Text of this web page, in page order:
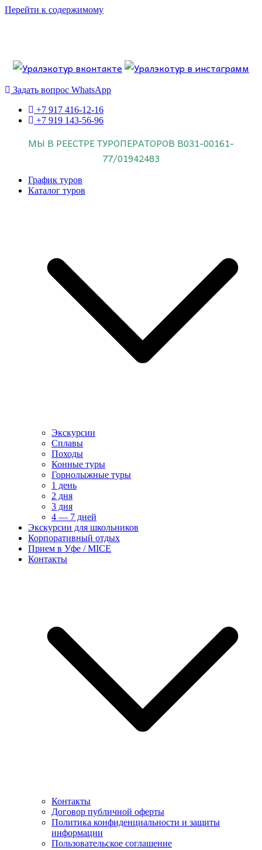
Перейти к содержимому
Знайте об этом.
Задать вопрос WhatsApp
+7 917 416-12-16
+7 919 143-56-96
МЫ В РЕЕСТРЕ ТУРОПЕРАТОРОВ В031-00161-
77/01942483
График туров
Каталог туров
Экскурсии
Сплавы
Походы
Конные туры
Горнолыжные туры
1 день
2 дня
3 дня
4 — 7 дней
Экскурсии для школьников
Корпоративный отдых
Прием в Уфе / MICE
Контакты
Контакты
Договор публичной оферты
Политика конфиденциальности и защиты
информации
Пользовательское соглашение